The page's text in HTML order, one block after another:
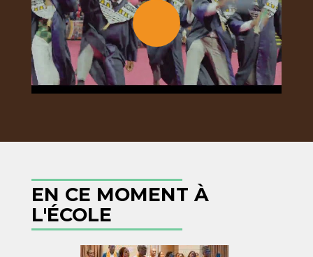
film
de
la
Graduation
la
promotion
Mansour
EN CE MOMENT À
L'ÉCOLE